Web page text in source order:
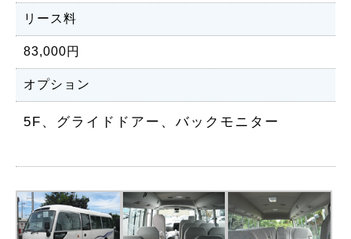
リース料
83,000円
オプション
5F、グライドドアー、バックモニター